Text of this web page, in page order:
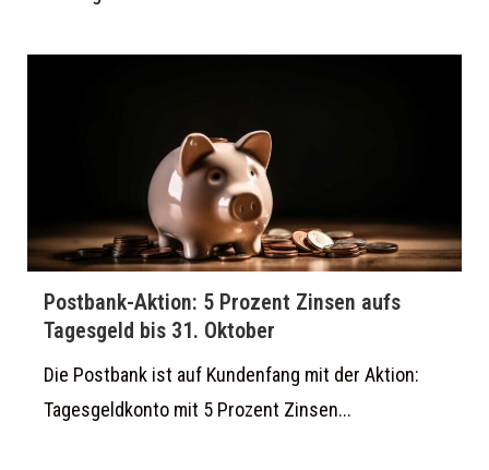
Postbank-Aktion: 5 Prozent Zinsen aufs
Tagesgeld bis 31. Oktober
Die Postbank ist auf Kundenfang mit der Aktion:
Tagesgeldkonto mit 5 Prozent Zinsen...